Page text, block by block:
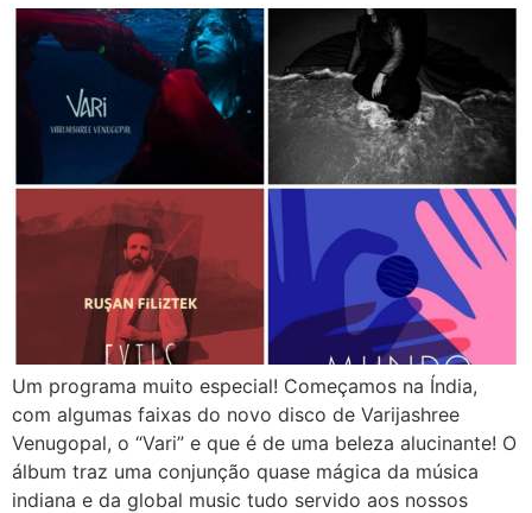
Um programa muito especial! Começamos na Índia,
com algumas faixas do novo disco de Varijashree
Venugopal, o “Vari” e que é de uma beleza alucinante! O
álbum traz uma conjunção quase mágica da música
indiana e da global music tudo servido aos nossos